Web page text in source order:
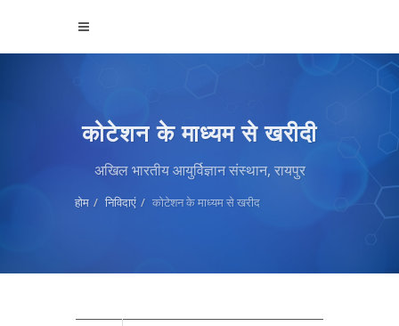
कोटेशन के माध्यम से खरीदी
अखिल भारतीय आयुर्विज्ञान संस्थान, रायपुर
होम निविदाएं कोटेशन के माध्यम से खरीद